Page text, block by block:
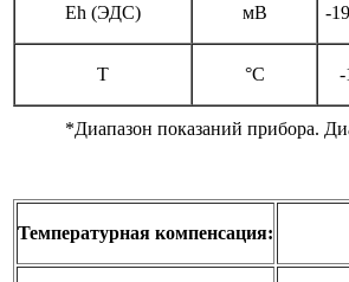
Eh (ЭДС) мВ -
T °С -
*Диапазон показаний прибора.
Температурная компенсация: